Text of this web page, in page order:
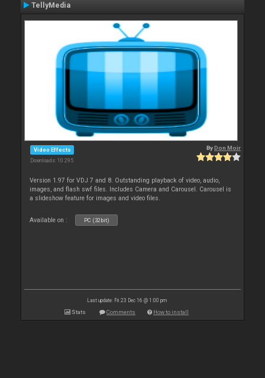
TellyMedia
Video Effects
Downloads: 10 295
ByDon Moir
Version 1.97 for VDJ 7 and 8. Outstanding playback of video, audio,
images, and flash swf files. Includes Camera and Carousel. Carousel is
a slideshow feature for images and video files.
Available on : PC (32bit)
Last update: Fri 23 Dec 16 @ 1:00 pm
Stats Comments How to install